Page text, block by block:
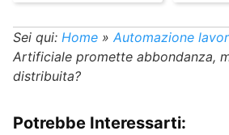
Sei qui: Home » Automazione
Artificiale promette abbondanza,
distribuita?
Potrebbe Interessarti: